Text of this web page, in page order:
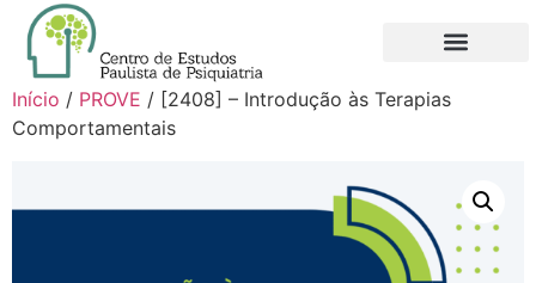
Início / PROVE / [2408] – Introdução às Terapias
Comportamentais